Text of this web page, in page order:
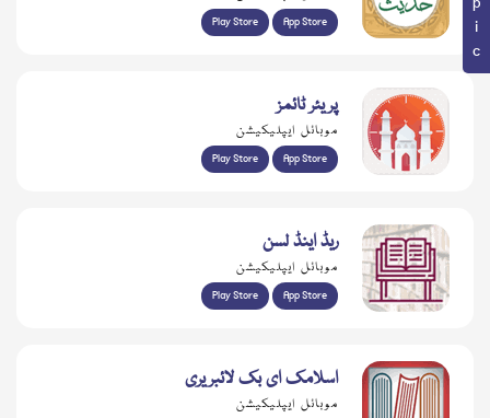
Play Store App Store
پریئر ٹائمز
موبائل ایپلیکیشن
Play Store App Store
ریڈ اینڈ لسن
موبائل ایپلیکیشن
Play Store App Store
اسلامک ای بک لائبریری
موبائل ایپلیکیشن